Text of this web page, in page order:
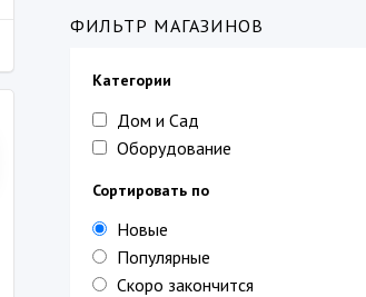
ФИЛЬТР МАГАЗИНОВ
Категории
Дом и Сад
Оборудование
Сортировать по
Новые
Популярные
Скоро закончится